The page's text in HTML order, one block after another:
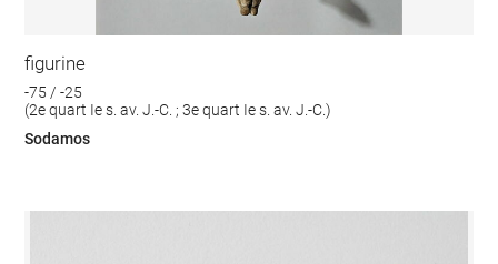
figurine
-75 / -25
(2e quart Ie s. av. J.-C. ; 3e quart Ie s. av. J.-C.)
Sodamos